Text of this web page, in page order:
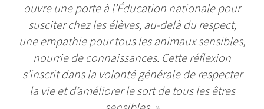
ouvre une porte à l’Éducation nationale pour
susciter chez les élèves, au-delà du respect,
une empathie pour tous les animaux sensibles,
nourrie de connaissances. Cette réflexion
s’inscrit dans la volonté générale de respecter
la vie et d’améliorer le sort de tous les êtres